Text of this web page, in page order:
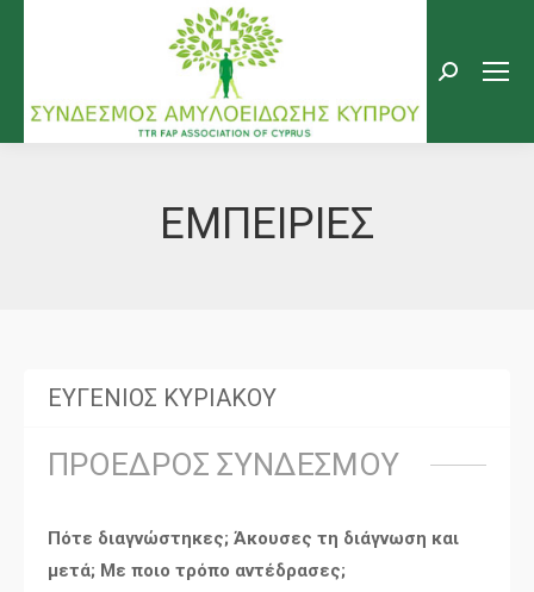
Search:
ΕΜΠΕΙΡΙΕΣ
ΕΥΓΕΝΙΟΣ ΚΥΡΙΑΚΟΥ
ΠΡΟΕΔΡΟΣ ΣΥΝΔΕΣΜΟΥ
Πότε διαγνώστηκες; Άκουσες τη διάγνωση και
μετά; Με ποιο τρόπο αντέδρασες;